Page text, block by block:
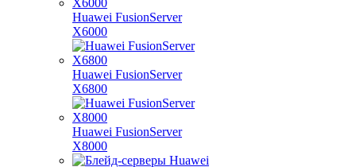
Huawei FusionServer
X6000
Huawei FusionServer
X6800
Huawei FusionServer
X8000